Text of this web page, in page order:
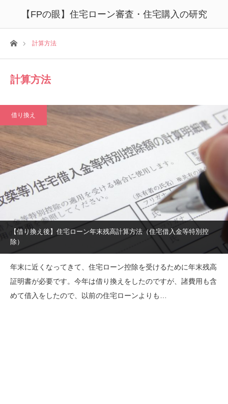
【FPの眼】住宅ローン審査・住宅購入の研究
ホーム計算方法
計算方法
借り換え
【借り換え後】住宅ローン年末残高計算方法（住宅借入金等特別控
除）
年末に近くなってきて、住宅ローン控除を受けるために年末残高
証明書が必要です。今年は借り換えをしたのですが、諸費用も含
めて借入をしたので、以前の住宅ローンよりも…